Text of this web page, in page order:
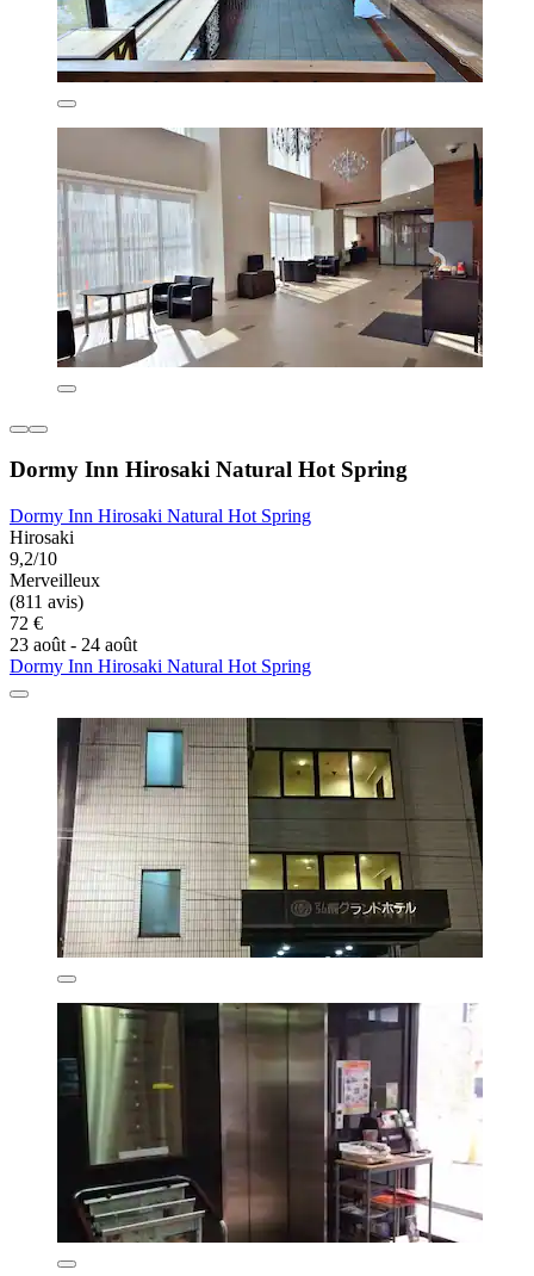
Dormy Inn Hirosaki Natural Hot Spring
Dormy Inn Hirosaki Natural Hot Spring
Hirosaki
9,2/10
Merveilleux
(811 avis)
72 €
23 août - 24 août
Dormy Inn Hirosaki Natural Hot Spring